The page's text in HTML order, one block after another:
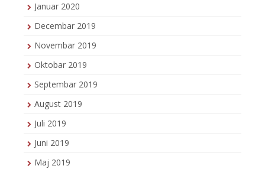
Januar 2020
Decembar 2019
Novembar 2019
Oktobar 2019
Septembar 2019
August 2019
Juli 2019
Juni 2019
Maj 2019